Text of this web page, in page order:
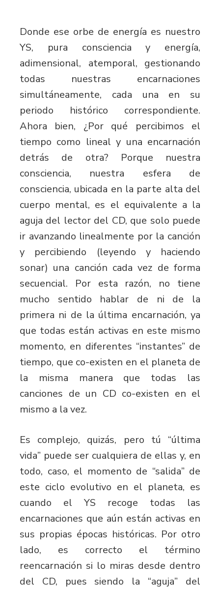
Donde ese orbe de energía es nuestro
YS, pura consciencia y energía,
adimensional, atemporal, gestionando
todas nuestras encarnaciones
simultáneamente, cada una en su
periodo histórico correspondiente.
Ahora bien, ¿Por qué percibimos el
tiempo como lineal y una encarnación
detrás de otra? Porque nuestra
consciencia, nuestra esfera de
consciencia, ubicada en la parte alta del
cuerpo mental, es el equivalente a la
aguja del lector del CD, que solo puede
ir avanzando linealmente por la canción
y percibiendo (leyendo y haciendo
sonar) una canción cada vez de forma
secuencial. Por esta razón, no tiene
mucho sentido hablar de ni de la
primera ni de la última encarnación, ya
que todas están activas en este mismo
momento, en diferentes “instantes” de
tiempo, que co-existen en el planeta de
la misma manera que todas las
canciones de un CD co-existen en el
mismo a la vez.
Es complejo, quizás, pero tú “última
vida” puede ser cualquiera de ellas y, en
todo, caso, el momento de “salida” de
este ciclo evolutivo en el planeta, es
cuando el YS recoge todas las
encarnaciones que aún están activas en
sus propias épocas históricas. Por otro
lado, es correcto el término
reencarnación si lo miras desde dentro
del CD, pues siendo la “aguja” del